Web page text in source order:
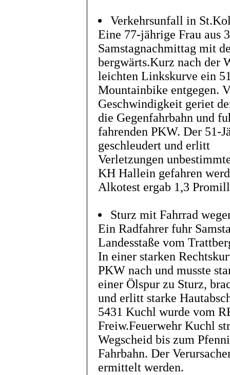
Verkehrsunfall in
Eine 77-jährige Frau aus
Samstagnachmittag mit
bergwärts.Kurz nach der
leichten Linkskurve ein
Mountainbike entgegen.
Geschwindigkeit geriet
die Gegenfahrbahn und
fahrenden PKW. Der 51-
geschleudert und erlitt
Verletzungen
KH Hallein gefahren
Alkotest ergab 1,3
Sturz mit Fahrrad
Ein Radfahrer fuhr
Landesstaße vom
In einer starken
PKW nach und musste
einer Ölspur zu Sturz,
und erlitt starke
5431 Kuchl wurde vom
Freiw.Feuerwehr Kuchl
Wegscheid bis zum
Fahrbahn. Der
ermittelt werden.